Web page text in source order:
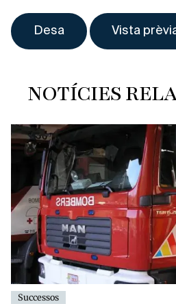
NOTÍCIES
Successos